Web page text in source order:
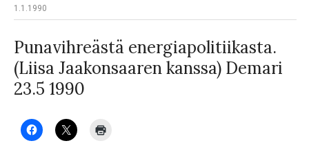
1.1.1990
Punavihreästä energiapolitiikasta.
(Liisa Jaakonsaaren kanssa) Demari
23.5 1990